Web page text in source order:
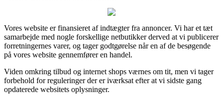
Vores website er finansieret af indtægter fra annoncer. Vi har et tæt
samarbejde med nogle forskellige netbutikker derved at vi publicerer
forretningernes varer, og tager godtgørelse når en af de besøgende
på vores website gennemfører en handel.
Viden omkring tilbud og internet shops værnes om tit, men vi tager
forbehold for reguleringer der er iværksat efter at vi sidste gang
opdaterede websitets oplysninger.